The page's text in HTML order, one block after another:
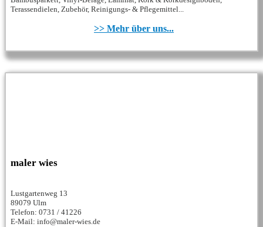
Terassendielen, Zubehör, Reinigungs- & Pflegemittel...
>> Mehr über uns...
maler wies
Lustgartenweg 13
89079 Ulm
Telefon: 0731 / 41226
E-Mail: info@maler-wies.de